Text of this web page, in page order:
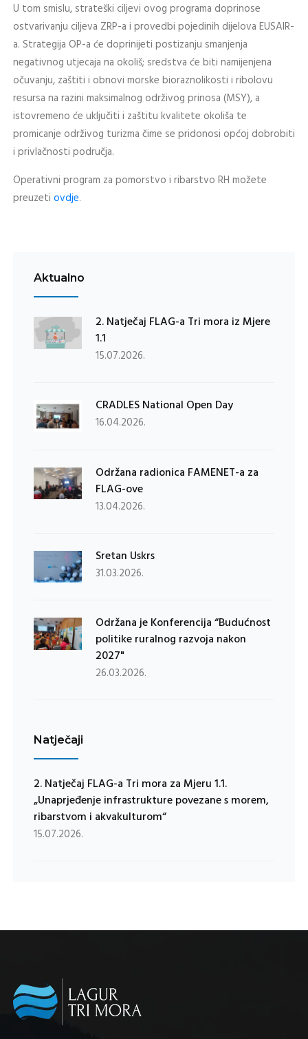
U tom smislu, strateški ciljevi ovog programa doprinose
ostvarivanju ciljeva ZRP-a i provedbi pojedinih dijelova EUSAIR-
a. Strategija OP-a će doprinijeti postizanju smanjenja
negativnog utjecaja na okoliš; sredstva će biti namijenjena
očuvanju, zaštiti i obnovi morske bioraznolikosti i ribolovu
resursa na razini maksimalnog održivog prinosa (MSY), a
istovremeno će uključiti i zaštitu kvalitete okoliša te
promicanje održivog turizma čime se pridonosi općoj dobrobiti
i privlačnosti područja.
Operativni program za pomorstvo i ribarstvo RH možete
preuzeti ovdje.
Aktualno
2. Natječaj FLAG-a Tri mora iz Mjere
1.1
15.07.2026.
CRADLES National Open Day
16.04.2026.
Održana radionica FAMENET-a za
FLAG-ove
13.04.2026.
Sretan Uskrs
31.03.2026.
Održana je Konferencija “Budućnost
politike ruralnog razvoja nakon
2027"
26.03.2026.
Natječaji
2. Natječaj FLAG-a Tri mora za Mjeru 1.1.
„Unaprjeđenje infrastrukture povezane s morem,
ribarstvom i akvakulturom“
15.07.2026.